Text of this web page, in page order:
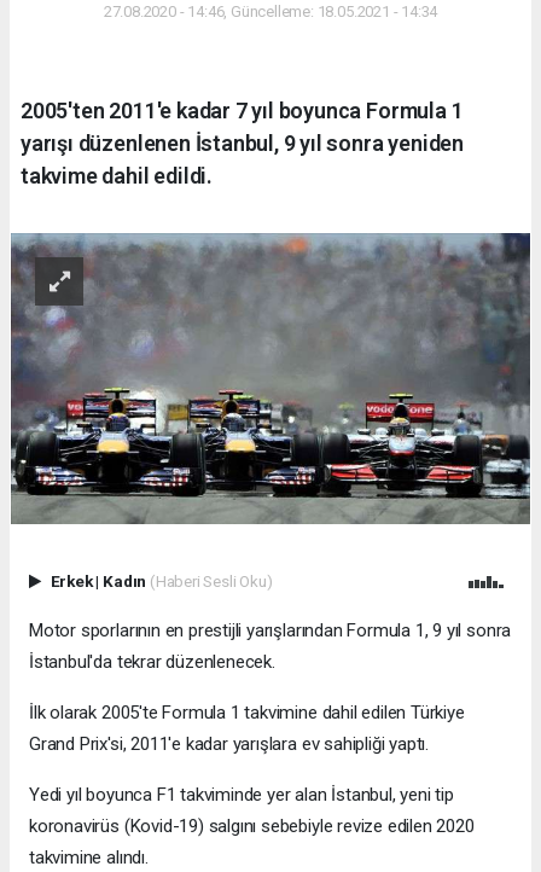
27.08.2020 - 14:46, Güncelleme: 18.05.2021 - 14:34
2005'ten 2011'e kadar 7 yıl boyunca Formula 1
yarışı düzenlenen İstanbul, 9 yıl sonra yeniden
takvime dahil edildi.
Erkek| Kadın (Haberi Sesli Oku)
Motor sporlarının en prestijli yarışlarından Formula 1, 9 yıl sonra
İstanbul'da tekrar düzenlenecek.
İlk olarak 2005'te Formula 1 takvimine dahil edilen Türkiye
Grand Prix'si, 2011'e kadar yarışlara ev sahipliği yaptı.
Yedi yıl boyunca F1 takviminde yer alan İstanbul, yeni tip
koronavirüs (Kovid-19) salgını sebebiyle revize edilen 2020
takvimine alındı.